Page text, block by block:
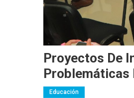
Proyectos De
Problemáticas
Educación